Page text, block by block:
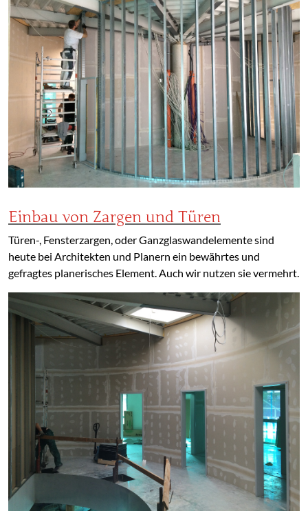
Einbau von Zargen und Türen
Türen-, Fensterzargen, oder Ganzglaswandelemente sind
heute bei Architekten und Planern ein bewährtes und
gefragtes planerisches Element. Auch wir nutzen sie vermehrt.